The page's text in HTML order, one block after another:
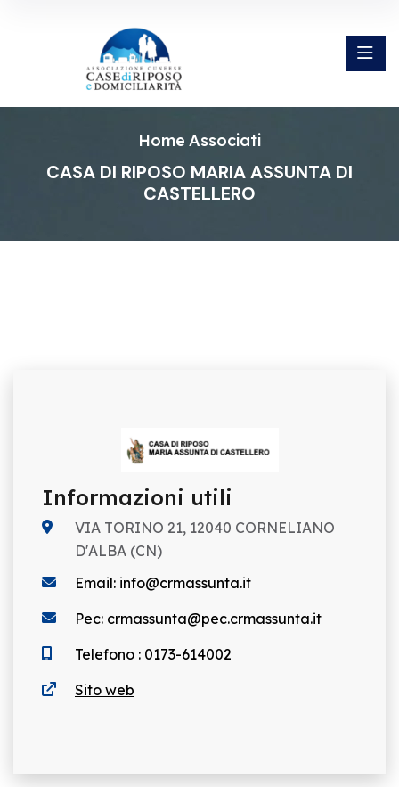
Home Associati
CASA DI RIPOSO MARIA ASSUNTA DI
CASTELLERO
Informazioni utili
VIA TORINO 21, 12040 CORNELIANO
D'ALBA (CN)
Email: info@crmassunta.it
Pec: crmassunta@pec.crmassunta.it
Telefono : 0173-614002
Sito web